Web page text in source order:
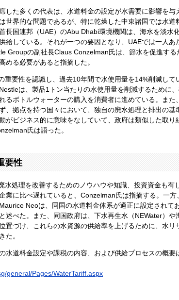
した多くの代表は、水道料金の設定が水需要に影響を与
世界的な問題であるが、特に乾燥した中東諸国では水道
長国連邦（UAE）のAbu Dhabi環境機関は、海水を淡水
給している。それが一つの要因となり、UAEでは一人あ
Groupの副社長Claus Conzelman氏は、節水を促進する
める必要があると指摘した。
重要性を認識し、過去10年間で水使用量を14%削減して
は、製品1トン当たりの水使用量を削減するために
るボトルウォーターの購入を消費者に進めている。また
、拠点を持つ国々において、独自の廃水処理と排出の基
がビジネス的に意味をなしていて、政府は類似した取り
氏は語った。
要性
水処理を改善するためのノウハウや知識、投資資金も有
業に比べ遅れていると、Conzelman氏は指摘する。一
Neoは、同国の水道料金体系が適正に設定されて
述べた。また、同国政府は、下水再生水（NEWater）や
置づけ、これらの水資源の供給率を上げるために、水リ
た。
水道料金設定や課税の内容、および供給プロセスの概要
general/Pages/WaterTariff.aspx